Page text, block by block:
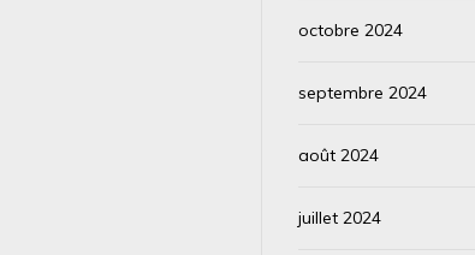
octobre 2024
septembre 2024
août 2024
juillet 2024